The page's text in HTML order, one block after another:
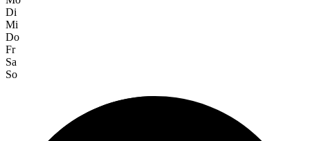
Di
Mi
Do
Fr
Sa
So